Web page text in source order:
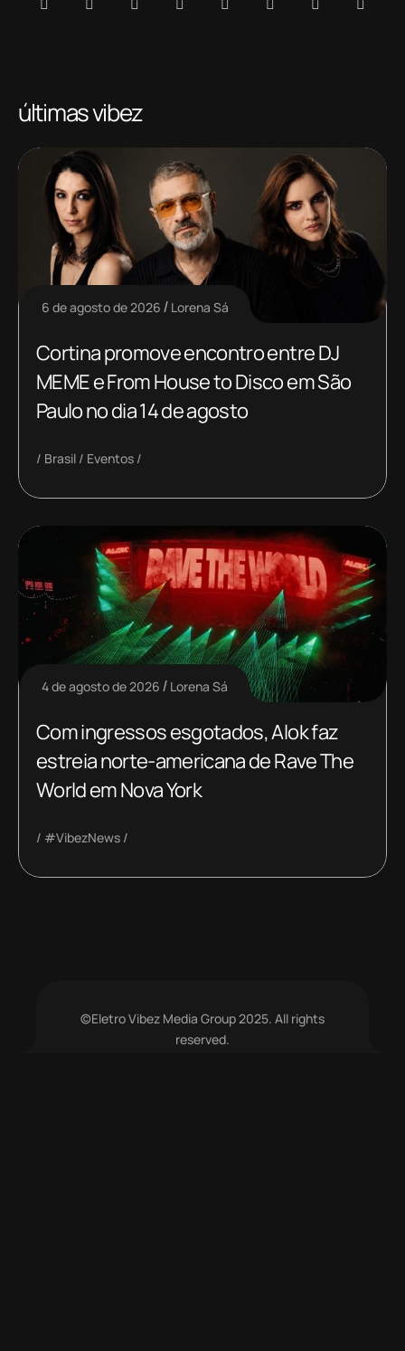
últimas vibez
6 de agosto de 2026 Lorena Sá
Cortina promove encontro entre DJ
MEME e From House to Disco em São
Paulo no dia 14 de agosto
Brasil Eventos
4 de agosto de 2026 Lorena Sá
Com ingressos esgotados, Alok faz
estreia norte-americana de Rave The
World em Nova York
#VibezNews
©Eletro Vibez Media Group 2025. All rights
reserved.